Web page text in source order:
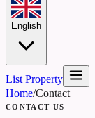
English
List Property
Home/Contact
CONTACT US